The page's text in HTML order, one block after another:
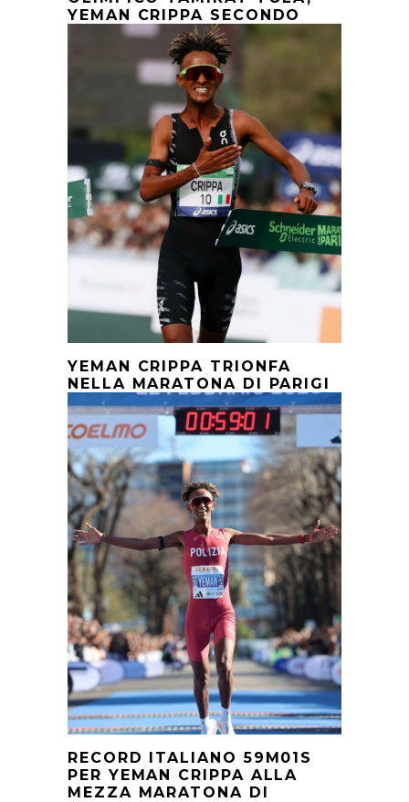
YEMAN CRIPPA SECONDO
YEMAN CRIPPA TRIONFA
NELLA MARATONA DI PARIGI
RECORD ITALIANO 59M01S
PER YEMAN CRIPPA ALLA
MEZZA MARATONA DI